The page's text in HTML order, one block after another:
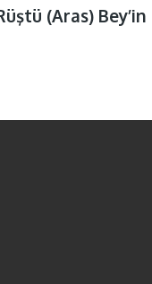
(Aras)